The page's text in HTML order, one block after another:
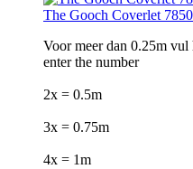
The Gooch Coverlet 7850
Voor meer dan 0.25m
enter the number
2x = 0.5m
3x = 0.75m
4x = 1m